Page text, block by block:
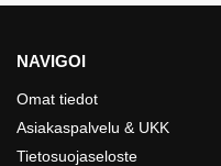
NAVIGOI
Omat tiedot
Asiakaspalvelu & UKK
Tietosuojaseloste